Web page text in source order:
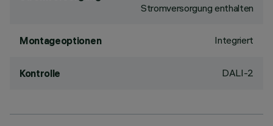
Stromversorgung enthalten
Montageoptionen Integriert
Kontrolle DALI-2